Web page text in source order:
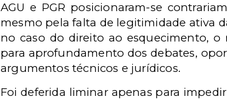
AGU e PGR posicionaram-se
mesmo pela falta de legitimidade ativa
no caso do direito ao esquecimento,
para aprofundamento dos debates,
argumentos técnicos e jurídicos.
Foi deferida liminar apenas para